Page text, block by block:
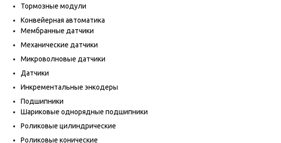
Тормозные модули
Конвейерная автоматика
Мембранные датчики
Механические датчики
Микроволновые датчики
Датчики
Инкрементальные энкодеры
Подшипники
Шариковые однорядные подшипники
Роликовые цилиндрические
Роликовые конические